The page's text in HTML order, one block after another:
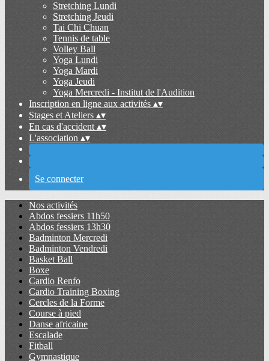
Stretching Lundi
Stretching Jeudi
Tai Chi Chuan
Tennis de table
Volley Ball
Yoga Lundi
Yoga Mardi
Yoga Jeudi
Yoga Mercredi - Institut de l'Audition
Inscription en ligne aux activités ▴▾
Stages et Ateliers ▴▾
En cas d'accident ▴▾
L'association ▴▾
Se connecter
Nos activités
Abdos fessiers 11h50
Abdos fessiers 13h30
Badminton Mercredi
Badminton Vendredi
Basket Ball
Boxe
Cardio Renfo
Cardio Training Boxing
Cercles de la Forme
Course à pied
Danse africaine
Escalade
Fitball
Gymnastique